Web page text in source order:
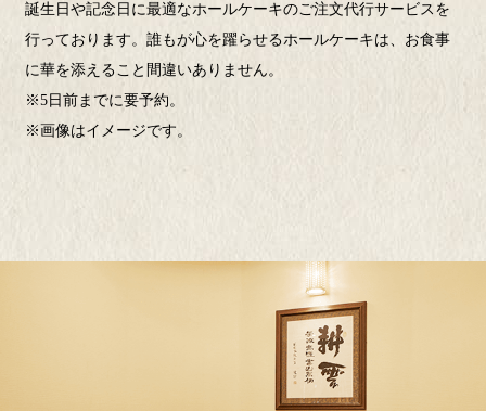
誕生日や記念日に最適なホールケーキのご注文代行サービスを
行っております。誰もが心を躍らせるホールケーキは、お食事
に華を添えること間違いありません。
※5日前までに要予約。
※画像はイメージです。